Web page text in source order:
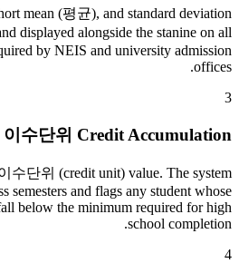
mean (평균), and standard deviation
displayed alongside the stanine on all
by NEIS and university admission
offices.
3
이수단위 Credit Accumulation
수단위 (credit unit) value. The system
semesters and flags any student whose
below the minimum required for high
school completion.
4